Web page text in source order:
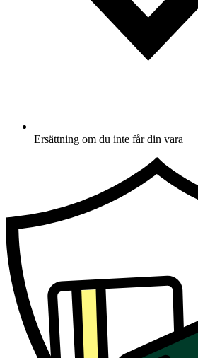
Ersättning om du inte får din vara